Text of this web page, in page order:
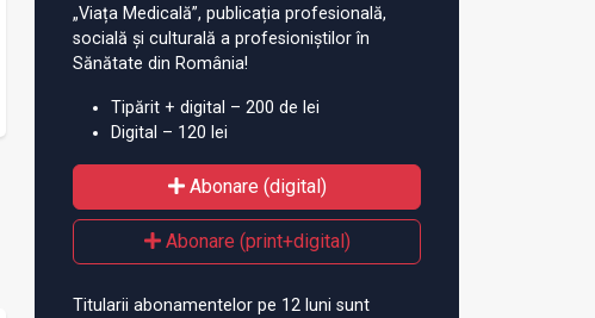
„Viața Medicală”, publicația profesională,
socială și culturală a profesioniștilor în
Sănătate din România!
Tipărit + digital – 200 de lei
Digital – 120 lei
Abonare (digital)
Abonare (print+digital)
Titularii abonamentelor pe 12 luni sunt